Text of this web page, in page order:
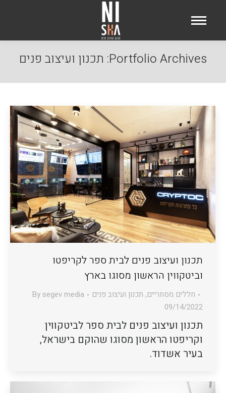
Portfolio Archives: תכנון ועיצוב פנים
תכנון ועיצוב פנים לבית ספר לקריפטו
וביטקווין הראשון מסוגו בארץ
חללים מסחריים, תכנון ועיצוב פנים Bysegev media
09/14/2022
תכנון ועיצוב פנים לבית ספר לביטקווין
וקריפטו הראשון מסוגו שהוקם בישראל,
בעיר אשדוד.